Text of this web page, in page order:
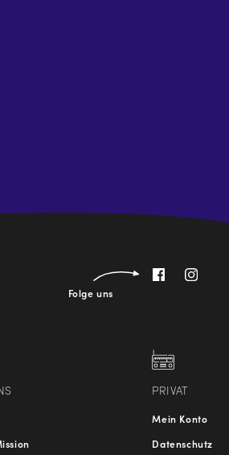
Folge uns
PRIVAT
Mein Konto
Datenschutz